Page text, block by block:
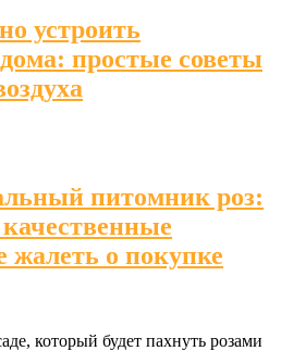
устроить
простые советы
питомник роз:
жалеть о покупке
который будет пахнуть розами